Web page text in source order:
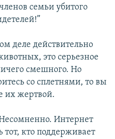
семьи убитого
деле действительно
это серьезное
смешного. Но
со сплетнями, то вы
их жертвой.
Интернет
тот, кто поддерживает